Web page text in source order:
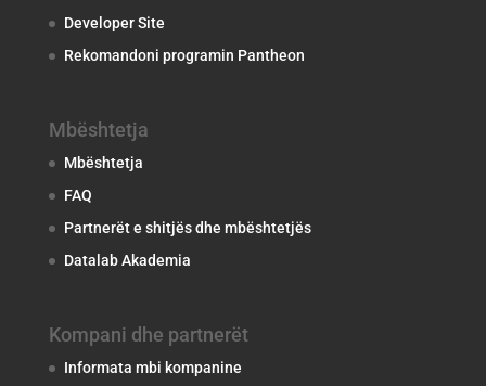
Developer Site
Rekomandoni programin Pantheon
Mbështetja
Mbështetja
FAQ
Partnerët e shitjës dhe mbështetjës
Datalab Akademia
Kompani dhe partnerët
Informata mbi kompanine